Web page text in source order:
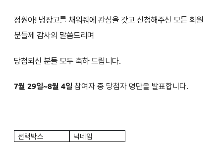
정원아! 냉장고를 채워줘에 관심을 갖고 신청해주신 모든 회원
분들께 감사의 말씀드리며
당첨되신 분들 모두 축하 드립니다.
7월 29일~8월 4일 참여자 중 당첨자 명단을 발표합니다.
선택박스
닉네임